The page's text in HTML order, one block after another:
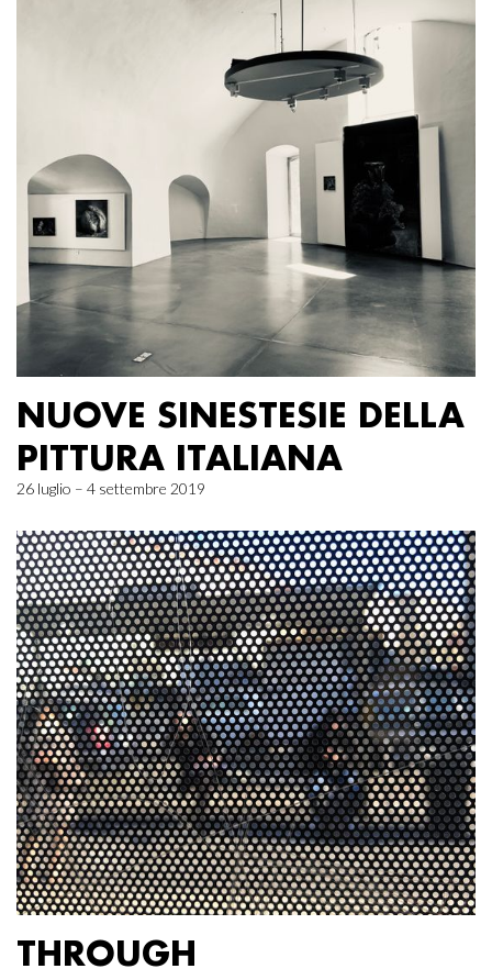
NUOVE SINESTESIE DELLA
PITTURA ITALIANA
26 luglio – 4 settembre 2019
THROUGH